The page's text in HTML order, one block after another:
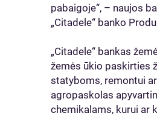
pabaigoje“, – naujos
„Citadele“ banko
„Citadele“ bankas
žemės ūkio paskirties
statyboms, remontui
agropaskolas
chemikalams, kurui ar